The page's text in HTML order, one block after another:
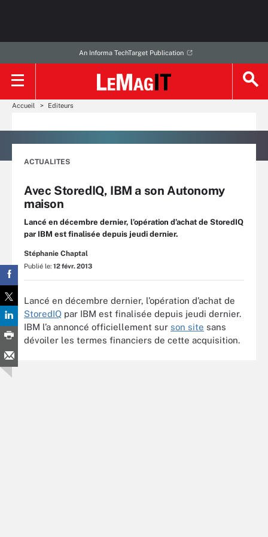
An Informa TechTarget Publication
Accueil Editeurs
ACTUALITES
Avec StoredIQ, IBM a son Autonomy
maison
Lancé en décembre dernier, l’opération d’achat de StoredIQ
par IBM est finalisée depuis jeudi dernier.
Stéphanie Chaptal
Publié le: 12 févr. 2013
Lancé en décembre dernier, l’opération d’achat de
StoredIQ par IBM est finalisée depuis jeudi dernier.
IBM l’a annoncé officiellement sur son site sans
dévoiler les termes financiers de cette acquisition.